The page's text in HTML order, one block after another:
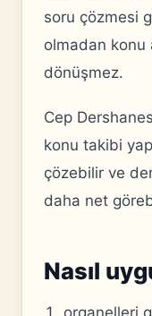
soru çözmesi
olmadan konu
dönüşmez.
Cep
konu takibi
çözebilir ve
daha net
Nasıl
organelleri